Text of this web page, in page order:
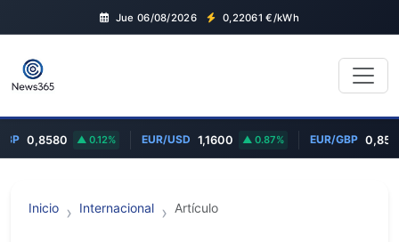
Jue 06/08/2026 0,22061 €/kWh
0,8580 0.12% EUR/USD 1,1600 0.87% EUR/GBP
Inicio Internacional Artículo